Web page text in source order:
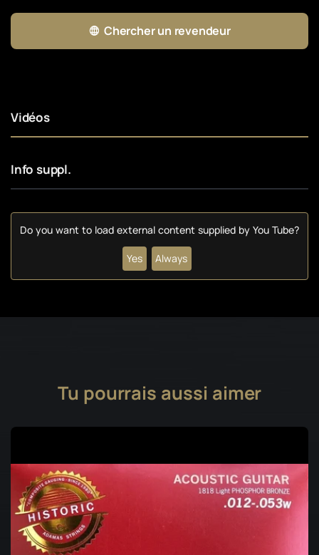
Chercher un revendeur
Vidéos
Info suppl.
Do you want to load external content supplied by You Tube?
Yes Always
Tu pourrais aussi aimer